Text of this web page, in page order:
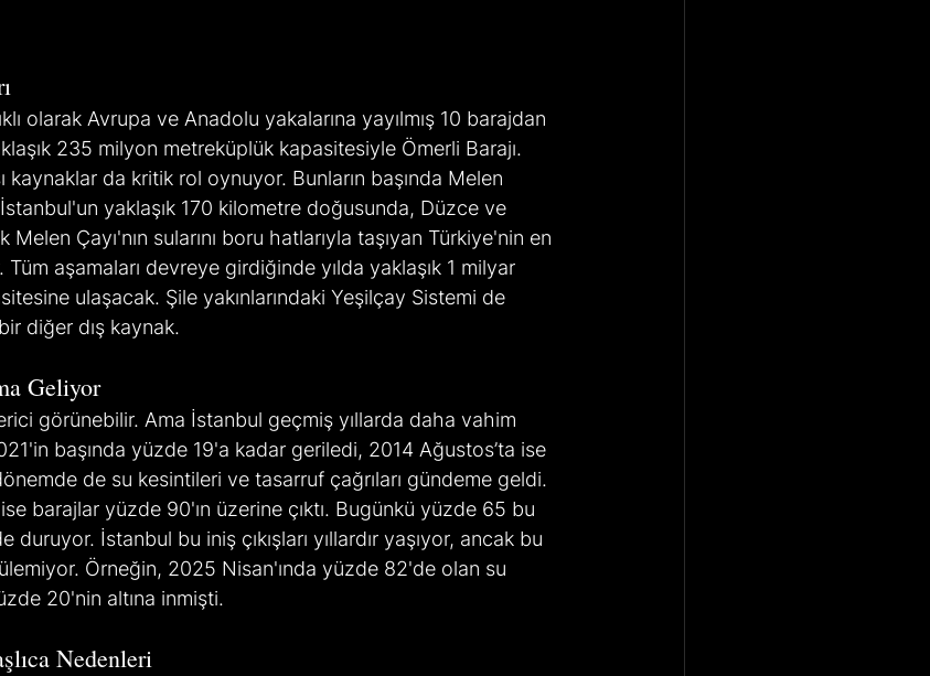
olarak Avrupa ve Anadolu yakalarına yayılmış 10 barajdan
235 milyon metreküplük kapasitesiyle Ömerli Barajı.
kaynaklar da kritik rol oynuyor. Bunların başında Melen
yaklaşık 170 kilometre doğusunda, Düzce ve
Melen Çayı'nın sularını boru hatlarıyla taşıyan Türkiye'nin en
aşamaları devreye girdiğinde yılda yaklaşık 1 milyar
ulaşacak. Şile yakınlarındaki Yeşilçay Sistemi de
diğer dış kaynak.
Geliyor
görünebilir. Ama İstanbul geçmiş yıllarda daha vahim
başında yüzde 19'a kadar geriledi, 2014 Ağustos’ta ise
de su kesintileri ve tasarruf çağrıları gündeme geldi.
barajlar yüzde 90'ın üzerine çıktı. Bugünkü yüzde 65 bu
duruyor. İstanbul bu iniş çıkışları yıllardır yaşıyor, ancak bu
Örneğin, 2025 Nisan'ında yüzde 82'de olan su
20'nin altına inmişti.
Nedenleri